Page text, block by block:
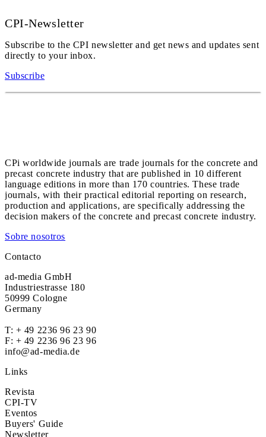
CPI-Newsletter
Subscribe to the CPI newsletter and get news and updates sent
directly to your inbox.
Subscribe
CPi worldwide journals are trade journals for the concrete and
precast concrete industry that are published in 10 different
language editions in more than 170 countries. These trade
journals, with their practical editorial reporting on research,
production and applications, are specifically addressing the
decision makers of the concrete and precast concrete industry.
Sobre nosotros
Contacto
ad-media GmbH
Industriestrasse 180
50999 Cologne
Germany
T: + 49 2236 96 23 90
F: + 49 2236 96 23 96
info@ad-media.de
Links
Revista
CPI-TV
Eventos
Buyers' Guide
Newsletter